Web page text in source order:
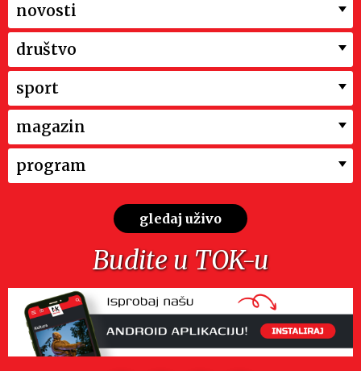
novosti
društvo
sport
magazin
program
gledaj uživo
Budite u TOK-u